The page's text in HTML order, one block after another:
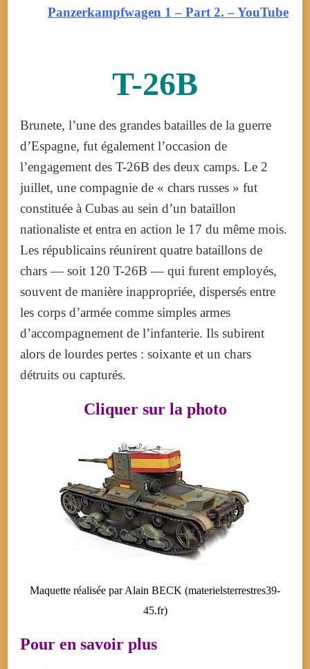
Panzerkampfwagen 1 – Part 2. – YouTube
T-26B
Brunete, l’une des grandes batailles de la guerre
d’Espagne, fut également l’occasion de
l’engagement des T-26B des deux camps. Le 2
juillet, une compagnie de « chars russes » fut
constituée à Cubas au sein d’un bataillon
nationaliste et entra en action le 17 du même mois.
Les républicains réunirent quatre bataillons de
chars — soit 120 T-26B — qui furent employés,
souvent de manière inappropriée, dispersés entre
les corps d’armée comme simples armes
d’accompagnement de l’infanterie. Ils subirent
alors de lourdes pertes : soixante et un chars
détruits ou capturés.
Cliquer sur la photo
Maquette réalisée par Alain BECK (materielsterrestres39-
45.fr)
Pour en savoir plus